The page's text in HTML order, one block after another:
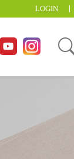
LOGIN